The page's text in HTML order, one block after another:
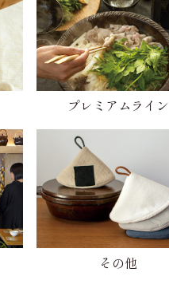
プレミアムライン
その他